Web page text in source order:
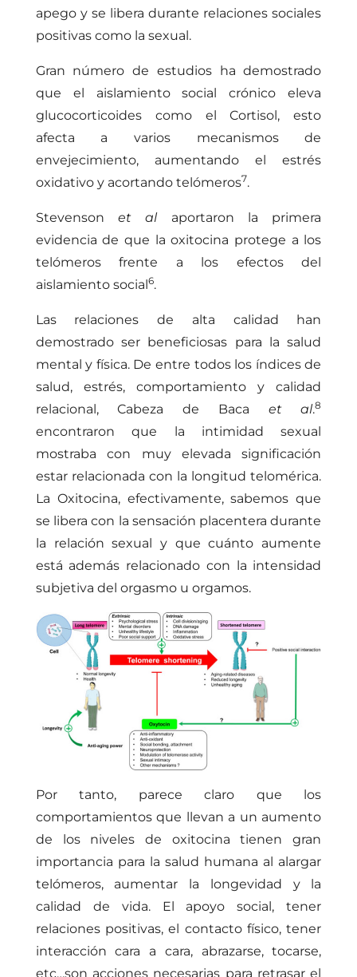
apego y se libera durante relaciones sociales
positivas como la sexual.
Gran número de estudios ha demostrado
que el aislamiento social crónico eleva
glucocorticoides como el Cortisol, esto
afecta a varios mecanismos de
envejecimiento, aumentando el estrés
oxidativo y acortando telómeros7.
Stevensonet alaportaron la primera
evidencia de que la oxitocina protege a los
telómeros frente a los efectos del
aislamiento social6.
Las relaciones de alta calidad han
demostrado ser beneficiosas para la salud
mental y física. De entre todos los índices de
salud, estrés, comportamiento y calidad
relacional, Cabeza de Baca et al.8
encontraron que la intimidad sexual
mostraba con muy elevada significación
estar relacionada con la longitud telomérica.
La Oxitocina, efectivamente, sabemos que
se libera con la sensación placentera durante
la relación sexual y que cuánto aumente
está además relacionado con la intensidad
subjetiva del orgasmo u orgamos.
Por tanto, parece claro que los
comportamientos que llevan a un aumento
de los niveles de oxitocina tienen gran
importancia para la salud humana al alargar
telómeros, aumentar la longevidad y la
calidad de vida. El apoyo social, tener
relaciones positivas, el contacto físico, tener
interacción cara a cara, abrazarse, tocarse,
etc…son acciones necesarias para retrasar el